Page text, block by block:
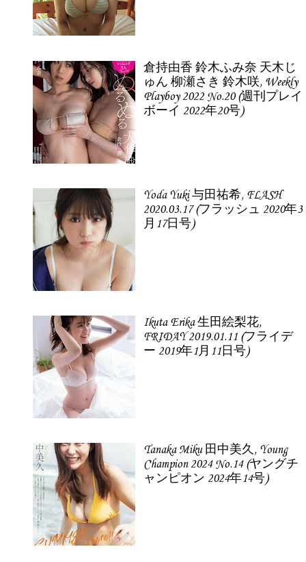
倉持由香 鈴木ふみ奈 天木じ
ゅん 柳瀬さき 鈴木咲, Weekly
Playboy 2022 No.20 (週刊プレイ
ボーイ 2022年20号)
Yoda Yuki 与田祐希, FLASH
2020.03.17 (フラッシュ 2020年3
月17日号)
Ikuta Erika 生田絵梨花,
FRIDAY 2019.01.11 (フライデ
ー 2019年1月11日号)
Tanaka Miku 田中美久, Young
Champion 2024 No.14 (ヤングチ
ャンピオン 2024年14号)